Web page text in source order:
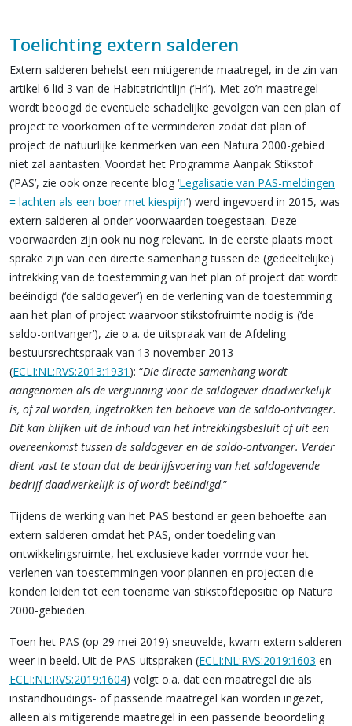
Toelichting extern salderen
Extern salderen behelst een mitigerende maatregel, in de zin van
artikel 6 lid 3 van de Habitatrichtlijn (‘Hrl’). Met zo’n maatregel
wordt beoogd de eventuele schadelijke gevolgen van een plan of
project te voorkomen of te verminderen zodat dat plan of
project de natuurlijke kenmerken van een Natura 2000-gebied
niet zal aantasten. Voordat het Programma Aanpak Stikstof
(‘PAS’, zie ook onze recente blog ‘Legalisatie van PAS-meldingen
= lachten als een boer met kiespijn’) werd ingevoerd in 2015, was
extern salderen al onder voorwaarden toegestaan. Deze
voorwaarden zijn ook nu nog relevant. In de eerste plaats moet
sprake zijn van een directe samenhang tussen de (gedeeltelijke)
intrekking van de toestemming van het plan of project dat wordt
beëindigd (‘de saldogever’) en de verlening van de toestemming
aan het plan of project waarvoor stikstofruimte nodig is (‘de
saldo-ontvanger’), zie o.a. de uitspraak van de Afdeling
bestuursrechtspraak van 13 november 2013
(ECLI:NL:RVS:2013:1931 ): “Die directe samenhang wordt
aangenomen als de vergunning voor de saldogever daadwerkelijk
is, of zal worden, ingetrokken ten behoeve van de saldo-ontvanger.
Dit kan blijken uit de inhoud van het intrekkingsbesluit of uit een
overeenkomst tussen de saldogever en de saldo-ontvanger. Verder
dient vast te staan dat de bedrijfsvoering van het saldogevende
bedrijf daadwerkelijk is of wordt beëindigd.”
Tijdens de werking van het PAS bestond er geen behoefte aan
extern salderen omdat het PAS, onder toedeling van
ontwikkelingsruimte, het exclusieve kader vormde voor het
verlenen van toestemmingen voor plannen en projecten die
konden leiden tot een toename van stikstofdepositie op Natura
2000-gebieden.
Toen het PAS (op 29 mei 2019) sneuvelde, kwam extern salderen
weer in beeld. Uit de PAS-uitspraken (ECLI:NL:RVS:2019:1603 en
ECLI:NL:RVS:2019:1604) volgt o.a. dat een maatregel die als
instandhoudings- of passende maatregel kan worden ingezet,
alleen als mitigerende maatregel in een passende beoordeling